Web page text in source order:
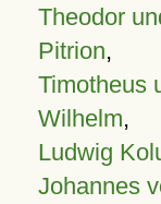
Theodor
Pitrion,
Timotheus
Wilhelm,
Ludwig
Johannes